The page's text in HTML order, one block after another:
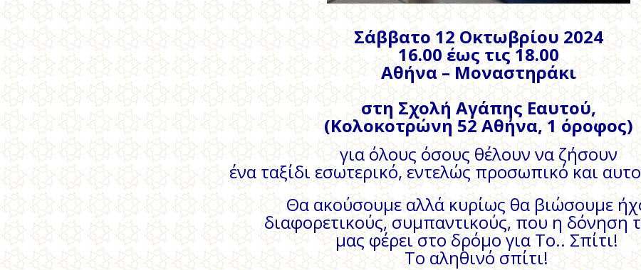
Σάββατο 12 Οκτωβρίου 2024
16.00 έως τις 18.00
Αθήνα – Μοναστηράκι
στη Σχολή Αγάπης Εαυτού,
(Κολοκοτρώνη 52 Αθήνα, 1 όροφος)
για όλους όσους θέλουν να ζήσουν
ένα ταξίδι εσωτερικό, εντελώς προσωπικό και
Θα ακούσουμε αλλά κυρίως θα βιώσουμε
διαφορετικούς, συμπαντικούς, που η δόνηση
μας φέρει στο δρόμο για Το.. Σπίτι!
Το αληθινό σπίτι!